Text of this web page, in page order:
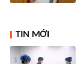
TIN MỚI